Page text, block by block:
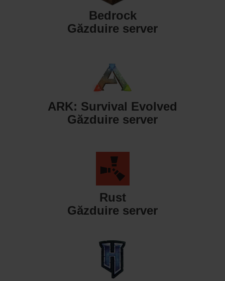
Bedrock
Găzduire server
ARK: Survival Evolved
Găzduire server
Rust
Găzduire server